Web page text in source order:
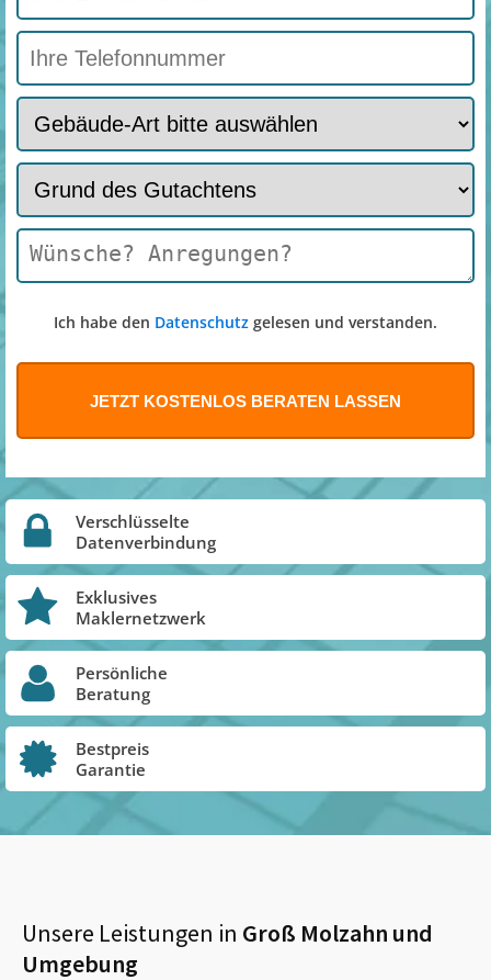
Ich habe den Datenschutz gelesen und verstanden.
Verschlüsselte
Datenverbindung
Exklusives
Maklernetzwerk
Persönliche
Beratung
Bestpreis
Garantie
Unsere Leistungen in Groß Molzahn und
Umgebung